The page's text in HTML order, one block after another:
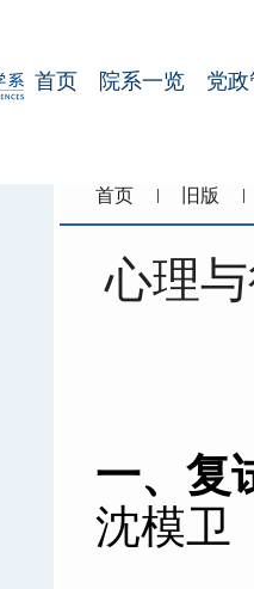
首页 院系一览 党
首页 旧版
心理
一、复
沈模卫